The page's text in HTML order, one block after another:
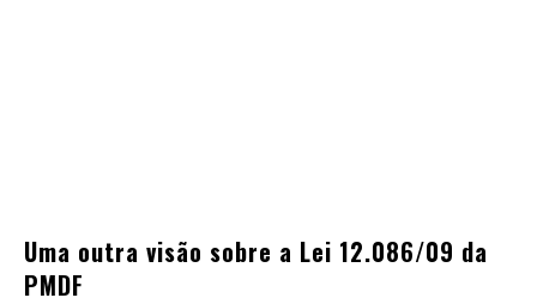
Uma outra visão sobre a Lei 12.086/09 da
PMDF